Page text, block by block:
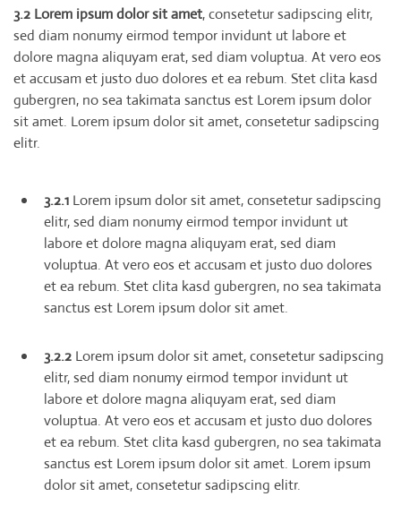
3.2 Lorem ipsum dolor sit amet, consetetur sadipscing elitr,
sed diam nonumy eirmod tempor invidunt ut labore et
dolore magna aliquyam erat, sed diam voluptua. At vero eos
et accusam et justo duo dolores et ea rebum. Stet clita kasd
gubergren, no sea takimata sanctus est Lorem ipsum dolor
sit amet. Lorem ipsum dolor sit amet, consetetur sadipscing
elitr.
3.2.1 Lorem ipsum dolor sit amet, consetetur sadipscing
elitr, sed diam nonumy eirmod tempor invidunt ut
labore et dolore magna aliquyam erat, sed diam
voluptua. At vero eos et accusam et justo duo dolores
et ea rebum. Stet clita kasd gubergren, no sea takimata
sanctus est Lorem ipsum dolor sit amet.
3.2.2 Lorem ipsum dolor sit amet, consetetur sadipscing
elitr, sed diam nonumy eirmod tempor invidunt ut
labore et dolore magna aliquyam erat, sed diam
voluptua. At vero eos et accusam et justo duo dolores
et ea rebum. Stet clita kasd gubergren, no sea takimata
sanctus est Lorem ipsum dolor sit amet. Lorem ipsum
dolor sit amet, consetetur sadipscing elitr.